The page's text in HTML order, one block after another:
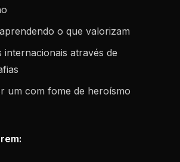
o que valorizam
internacionais através de
um com fome de heroísmo